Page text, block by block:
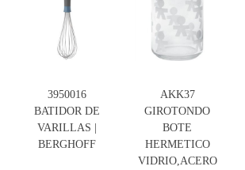
3950016
BATIDOR DE
VARILLAS |
BERGHOFF
AKK37
GIROTONDO
BOTE
HERMETICO
VIDRIO,ACERO